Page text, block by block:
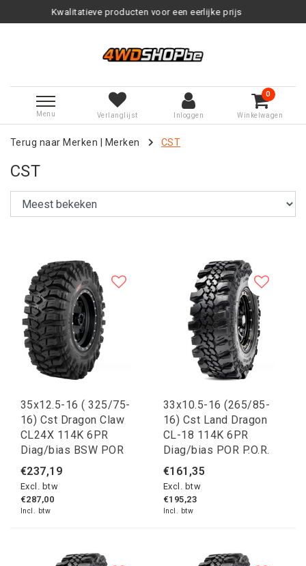
producten voor een eerlijke prijs
Menu Verlanglijst Inloggen
0
Winkelwagen
Terug naar Merken Merken CST
CST
35x12.5-16 ( 325/75-
16) Cst Dragon Claw
CL24X 114K 6PR
Diag/bias BSW POR
€237,19
Excl. btw
€287,00
Incl. btw
33x10.5-16 (265/85-
16) Cst Land Dragon
CL-18 114K 6PR
Diag/bias POR P.O.R.
€161,35
Excl. btw
€195,23
Incl. btw